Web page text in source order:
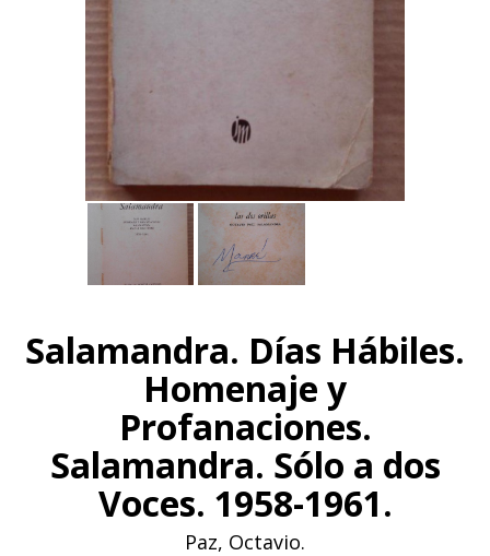
Salamandra. Días Hábiles.
Homenaje y
Profanaciones.
Salamandra. Sólo a dos
Voces. 1958-1961.
Paz, Octavio.